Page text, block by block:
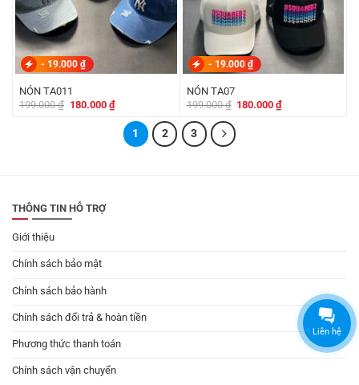
- 19.000 ₫
NÓN TA011
199.000₫ Giá
180.000 ₫Giá
hiện
tại
là:
180.000 ₫.
- 19.000 ₫
NÓN TA07
199.000₫ Giá
180.000₫Giá
1 2 3
THÔNG TIN HỖ TRỢ
Giới thiệu
Chính sách bảo mật
Chính sách bảo hành
Chính sách đổi trả & hoàn tiền
Phương thức thanh toán
Chính sách vận chuyển
Liên hệ